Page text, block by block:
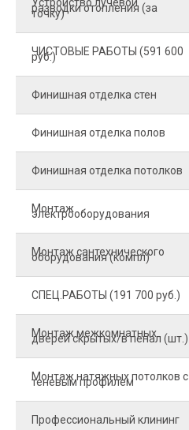
Устройство лучевой
разводки отопления (за
точку)
ЧИСТОВЫЕ РАБОТЫ (591 600
руб.)
Финишная отделка стен
Финишная отделка полов
Финишная отделка потолков
Монтаж
электрооборудования
Монтаж сантехнического
оборудования (компл)
СПЕЦ.РАБОТЫ (191 700 руб.)
Монтаж межкомнатных
дверей скрытых/в пенал (шт.)
Монтаж натяжных потолков с
теневым профилем
Профессиональный клининг